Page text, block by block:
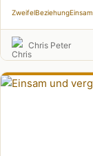
ZweifelBeziehung
Chris Peter